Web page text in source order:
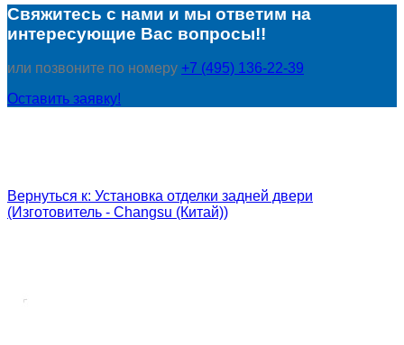
Свяжитесь с нами и мы ответим на
интересующие Вас вопросы!!
или позвоните по номеру +7 (495) 136-22-39
Оставить заявку!
Вернуться к: Установка отделки задней двери
(Изготовитель - Changsu (Китай))